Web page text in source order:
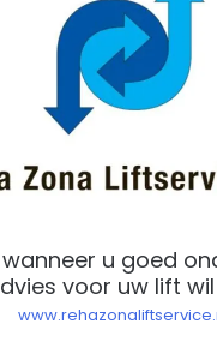
u goed
voor uw lift